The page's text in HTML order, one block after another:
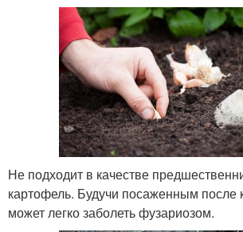
Не подходит в качестве
картофель. Будучи посаженным после
может легко заболеть фузариозом.